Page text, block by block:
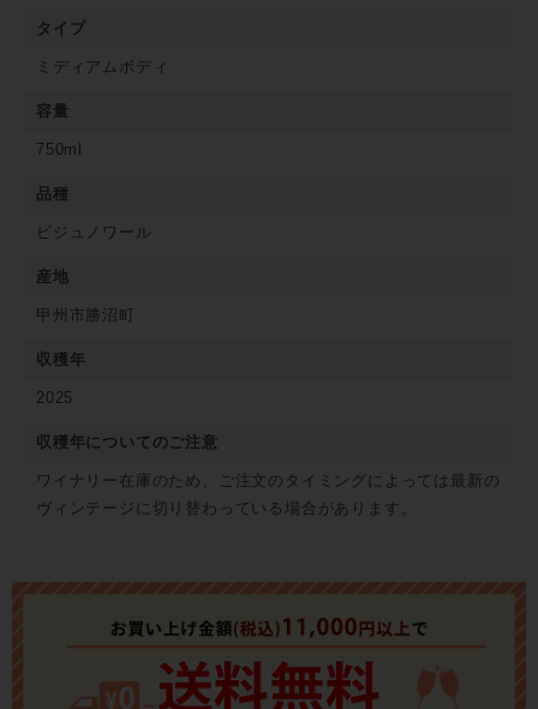
タイプ
ミディアムボディ
容量
750ml
品種
ビジュノワール
産地
甲州市勝沼町
収穫年
2025
収穫年についてのご注意
ワイナリー在庫のため、ご注文のタイミングによっては最新の
ヴィンテージに切り替わっている場合があります。